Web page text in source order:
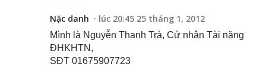
Nặc danh lúc 20:45 25 tháng 1, 2012
Mình là Nguyễn Thanh Trà, Cử nhân Tài năng
ĐHKHTN,
SĐT 01675907723